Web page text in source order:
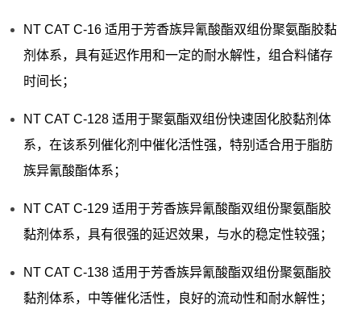
NT CAT C-16 适用于芳香族异氰酸酯双组份聚氨酯胶黏
剂体系，具有延迟作用和一定的耐水解性，组合料储存
时间长；
NT CAT C-128 适用于聚氨酯双组份快速固化胶黏剂体
系，在该系列催化剂中催化活性强，特别适合用于脂肪
族异氰酸酯体系；
NT CAT C-129 适用于芳香族异氰酸酯双组份聚氨酯胶
黏剂体系，具有很强的延迟效果，与水的稳定性较强；
NT CAT C-138 适用于芳香族异氰酸酯双组份聚氨酯胶
黏剂体系，中等催化活性，良好的流动性和耐水解性；